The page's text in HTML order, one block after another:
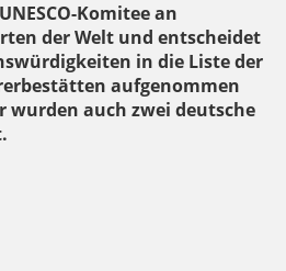
Komitee an
der Welt und entscheidet
in die Liste der
aufgenommen
wurden auch zwei deutsche